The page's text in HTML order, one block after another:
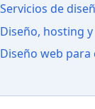
Servicios de
Diseño, hosting
Diseño web